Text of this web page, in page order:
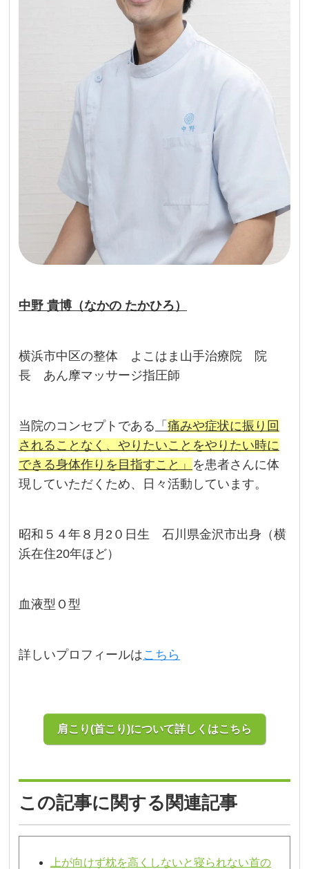
中野 貴博（なかの たかひろ）
横浜市中区の整体 よこはま山手治療院 院
長 あん摩マッサージ指圧師
当院のコンセプトである 「痛みや症状に振り回
されることなく、やりたいことをやりたい時に
できる身体作りを目指すこと」 を患者さんに体
現していただくため、日々活動しています。
昭和５４年８月2０日生 石川県金沢市出身（横
浜在住20年ほど）
血液型Ｏ型
詳しいプロフィールはこちら
肩こり(首こり)について詳しくはこちら
この記事に関する関連記事
上が向けず枕を高くしないと寝られない首の